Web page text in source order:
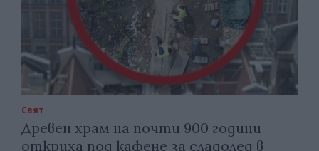
Свят
Древен храм на почти 900 години
откриха под кафене за сладолед в